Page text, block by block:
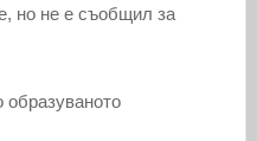
но не е съобщил за
образуваното